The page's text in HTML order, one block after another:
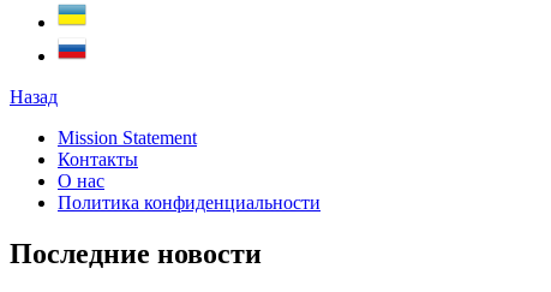
Назад
Mission Statement
Контакты
О нас
Политика конфиденциальности
Последние новости